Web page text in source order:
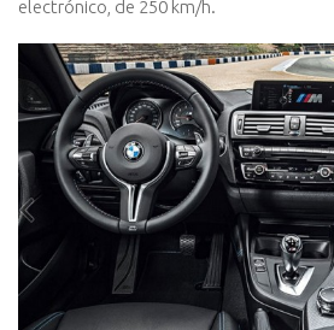
electrónico, de 250 km/h.